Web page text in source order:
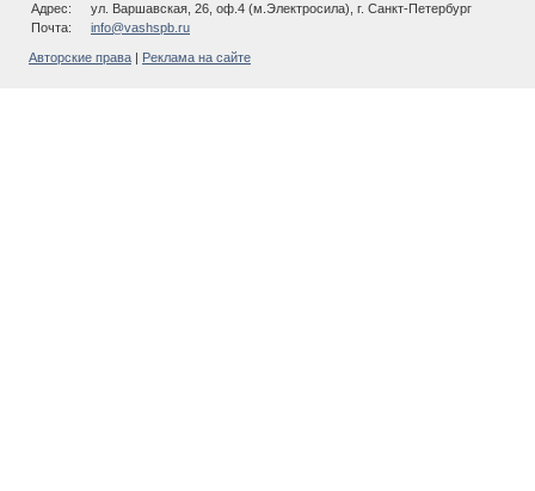
Адрес:
ул. Варшавская, 26, оф.4 (м.Электросила), г. Санкт-Петербург
Почта:
info@vashspb.ru
Авторские права Реклама на сайте